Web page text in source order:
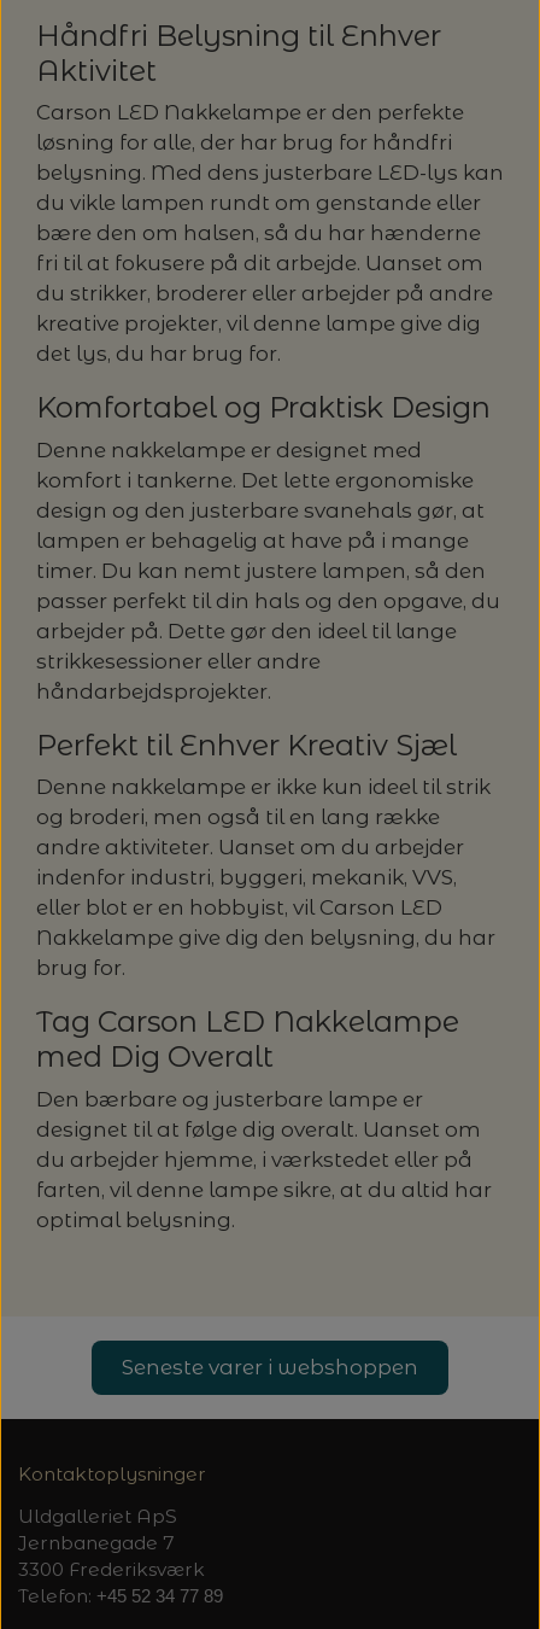
SPAR 40% - GLERUPS STØVLER BØRN (STR.
19 - 23)
PERMIN: SPAR 30% PÅ ALLE
JULEBRODERIER
BALDYRE: UDVALGTE BRODERIER - SPAR
20%
PERMIN
SOMMERGARN
PETITEKNIT
RAUMA
SUSIE HAUMANN
STRIKKE- OG SYNÅLE
SYTRÅD
TRYKLÅSE
Håndfri Belysning til Enhver
Aktivitet
Carson LED Nakkelampe er den perfekte
løsning for alle, der har brug for håndfri
belysning. Med dens justerbare LED-lys kan
du vikle lampen rundt om genstande eller
bære den om halsen, så du har hænderne
fri til at fokusere på dit arbejde. Uanset om
du strikker, broderer eller arbejder på andre
kreative projekter, vil denne lampe give dig
det lys, du har brug for.
Komfortabel og Praktisk Design
Denne nakkelampe er designet med
komfort i tankerne. Det lette ergonomiske
design og den justerbare svanehals gør, at
lampen er behagelig at have på i mange
timer. Du kan nemt justere lampen, så den
passer perfekt til din hals og den opgave, du
arbejder på. Dette gør den ideel til lange
strikkesessioner eller andre
håndarbejdsprojekter.
Perfekt til Enhver Kreativ Sjæl
Denne nakkelampe er ikke kun ideel til strik
og broderi, men også til en lang række
andre aktiviteter. Uanset om du arbejder
indenfor industri, byggeri, mekanik, VVS,
eller blot er en hobbyist, vil Carson LED
Nakkelampe give dig den belysning, du har
brug for.
Tag Carson LED Nakkelampe
med Dig Overalt
Den bærbare og justerbare lampe er
designet til at følge dig overalt. Uanset om
du arbejder hjemme, i værkstedet eller på
farten, vil denne lampe sikre, at du altid har
optimal belysning.
Seneste varer i webshoppen
Kontaktoplysninger
Uldgalleriet ApS
Jernbanegade 7
3300 Frederiksværk
Telefon: +45 52 34 77 89